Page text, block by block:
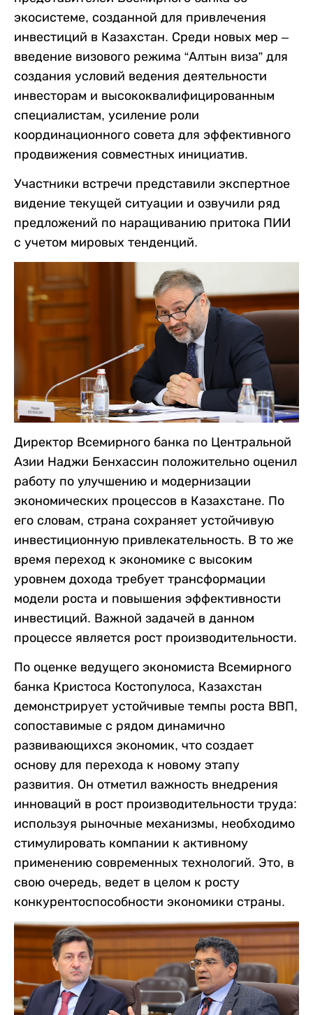
экосистеме, созданной для привлечения
инвестиций в Казахстан. Среди новых мер –
введение визового режима “Алтын виза” для
создания условий ведения деятельности
инвесторам и высококвалифицированным
специалистам, усиление роли
координационного совета для эффективного
продвижения совместных инициатив.
Участники встречи представили экспертное
видение текущей ситуации и озвучили ряд
предложений по наращиванию притока ПИИ
с учетом мировых тенденций.
Директор Всемирного банка по Центральной
Азии Наджи Бенхассин положительно оценил
работу по улучшению и модернизации
экономических процессов в Казахстане. По
его словам, страна сохраняет устойчивую
инвестиционную привлекательность. В то же
время переход к экономике с высоким
уровнем дохода требует трансформации
модели роста и повышения эффективности
инвестиций. Важной задачей в данном
процессе является рост производительности.
По оценке ведущего экономиста Всемирного
банка Кристоса Костопулоса, Казахстан
демонстрирует устойчивые темпы роста ВВП,
сопоставимые с рядом динамично
развивающихся экономик, что создает
основу для перехода к новому этапу
развития. Он отметил важность внедрения
инноваций в рост производительности труда:
используя рыночные механизмы, необходимо
стимулировать компании к активному
применению современных технологий. Это, в
свою очередь, ведет в целом к росту
конкурентоспособности экономики страны.